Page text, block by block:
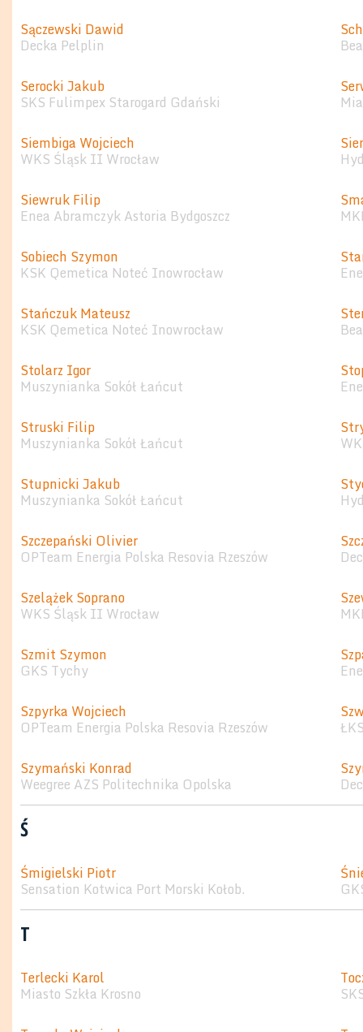
Sączewski Dawid
Decka Pelplin
Serocki Jakub
SKS Fulimpex Starogard Gdański
Siembiga Wojciech
WKS Śląsk II Wrocław
Siewruk Filip
Enea Abramczyk Astoria Bydgoszcz
Sobiech Szymon
KSK Qemetica Noteć Inowrocław
Stańczuk Mateusz
KSK Qemetica Noteć Inowrocław
Stolarz Igor
Muszynianka Sokół Łańcut
Struski Filip
Muszynianka Sokół Łańcut
Stupnicki Jakub
Muszynianka Sokół Łańcut
Szczepański Olivier
OPTeam Energia Polska Resovia Rzeszów
Szelążek Soprano
WKS Śląsk II Wrocław
Szmit Szymon
GKS Tychy
Szpyrka Wojciech
OPTeam Energia Polska Resovia Rzeszów
Szymański Konrad
Weegree AZS Politechnika Opolska
Ś
Śmigielski Piotr
Sensation Kotwica Port Morski Kołob.
T
Terlecki Karol
Miasto Szkła Krosno